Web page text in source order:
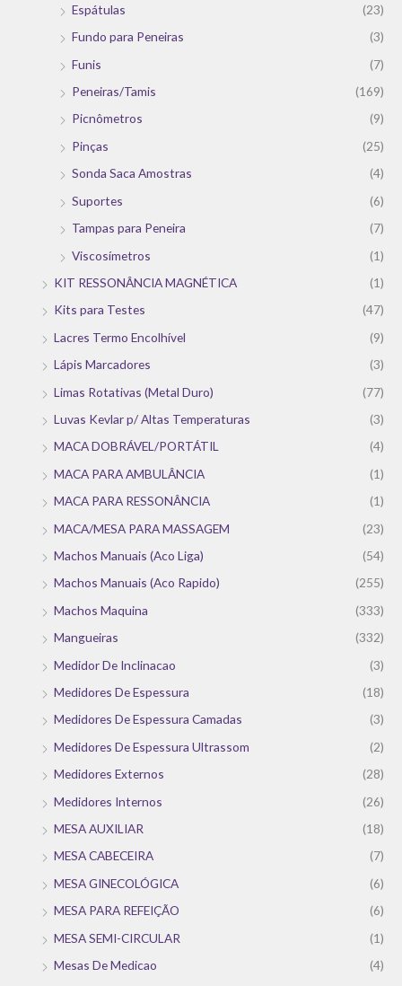
Espátulas
(23)
Fundo para Peneiras
(3)
Funis
(7)
Peneiras/Tamis
(169)
Picnômetros
(9)
Pinças
(25)
Sonda Saca Amostras
(4)
Suportes
(6)
Tampas para Peneira
(7)
Viscosímetros
(1)
KIT RESSONÂNCIA MAGNÉTICA
(1)
Kits para Testes
(47)
Lacres Termo Encolhível
(9)
Lápis Marcadores
(3)
Limas Rotativas (Metal Duro)
(77)
Luvas Kevlar p/ Altas Temperaturas
(3)
MACA DOBRÁVEL/PORTÁTIL
(4)
MACA PARA AMBULÂNCIA
(1)
MACA PARA RESSONÂNCIA
(1)
MACA/MESA PARA MASSAGEM
(23)
Machos Manuais (Aco Liga)
(54)
Machos Manuais (Aco Rapido)
(255)
Machos Maquina
(333)
Mangueiras
(332)
Medidor De Inclinacao
(3)
Medidores De Espessura
(18)
Medidores De Espessura Camadas
(3)
Medidores De Espessura Ultrassom
(2)
Medidores Externos
(28)
Medidores Internos
(26)
MESA AUXILIAR
(18)
MESA CABECEIRA
(7)
MESA GINECOLÓGICA
(6)
MESA PARA REFEIÇÃO
(6)
MESA SEMI-CIRCULAR
(1)
Mesas De Medicao
(4)